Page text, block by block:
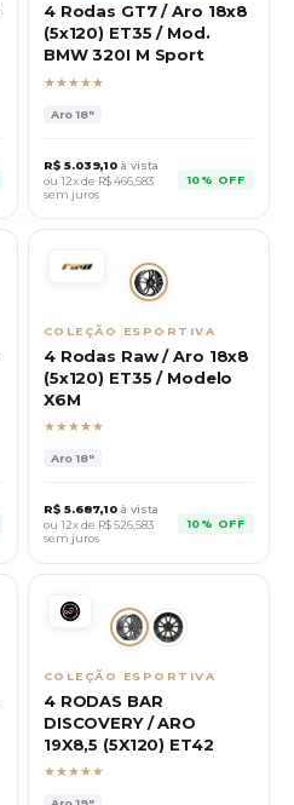
4 Rodas GT7 / Aro 18x8
(5x120) ET35 / Mod.
BMW 320I M Sport
★★★★★
Aro18"
R$ 5.039,10 à vista
ou 12x de R$466,583
sem juros
10% OFF
COLEÇÃO ESPORTIVA
4 Rodas Raw / Aro 18x8
(5x120) ET35 / Modelo
X6M
★★★★★
Aro18"
R$ 5.687,10 à vista
ou 12x de R$526,583
sem juros
10% OFF
COLEÇÃO ESPORTIVA
4 RODAS BAR
DISCOVERY / ARO
19X8,5 (5X120) ET42
★★★★★